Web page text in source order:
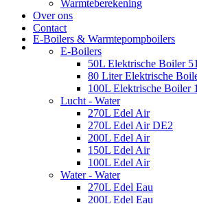
Warmteberekening
Over ons
Contact
E-Boilers & Warmtepompboilers
E-Boilers
50L Elektrische Boiler
80 Liter Elektrische
100L Elektrische Boiler
Lucht - Water
270L Edel Air
270L Edel Air DE2
200L Edel Air
150L Edel Air
100L Edel Air
Water - Water
270L Edel Eau
200L Edel Eau